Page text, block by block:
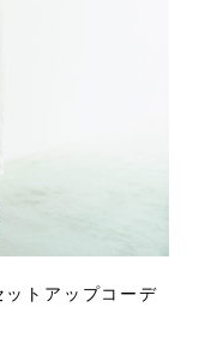
ットアップコーデ